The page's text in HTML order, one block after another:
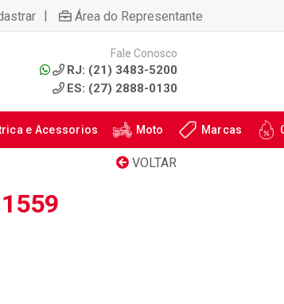
| Área do Representante
Fale Conosco
RJ: (21) 3483-5200
ES: (27) 2888-0130
e Acessorios Moto Marcas
VOLTAR